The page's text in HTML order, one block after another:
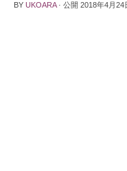
BY UKOARA · 公開 2018年4月24